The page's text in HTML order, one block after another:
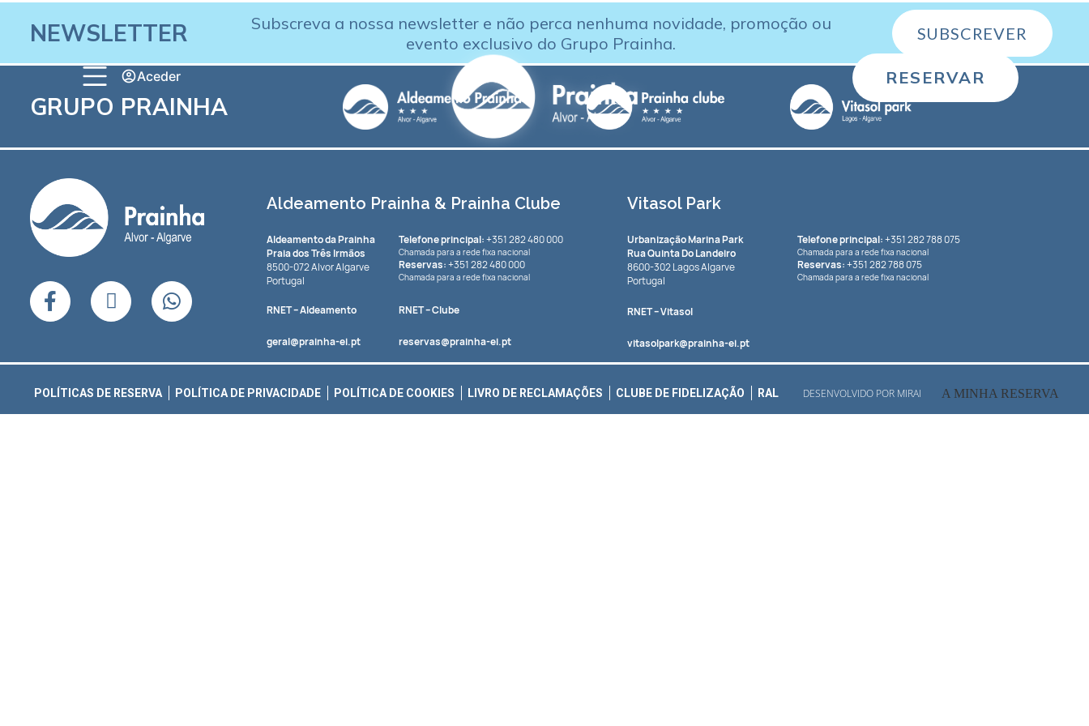
Aceder RESERVAR
NEWSLETTER
Subscreva a nossa newsletter e não perca nenhuma novidade, promoção ou
evento exclusivo do Grupo Prainha.
SUBSCREVER
GRUPO PRAINHA
Aldeamento Prainha & Prainha Clube
Aldeamento da Prainha
Praia dos Três Irmãos
8500-072 Alvor Algarve
Portugal
RNET– Aldeamento
geral@prainha-ei.pt
Telefone principal:+351 282 480 000
Chamada para a rede fixa nacional
Reservas:+351 282 480 000
Chamada para a rede fixa nacional
RNET– Clube
reservas@prainha-ei.pt
Vitasol Park
Urbanização Marina Park
Rua Quinta Do Landeiro
8600-302 Lagos Algarve
Portugal
RNET– Vitasol
vitasolpark@prainha-ei.pt
Telefone principal:+351 282 788 075
Chamada para a rede fixa nacional
Reservas:+351 282 788 075
Chamada para a rede fixa nacional
POLÍTICAS DE RESERVA POLÍTICA DE PRIVACIDADE POLÍTICA DE COOKIES LIVRO DE RECLAMAÇÕES CLUBE DE FIDELIZAÇÃO RAL DESENVOLVIDO POR MIRAI A MINHA RESERVA